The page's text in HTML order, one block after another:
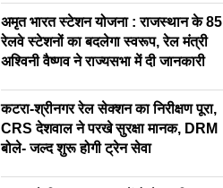
अमृत भारत स्टेशन योजना : राजस्थान के 85
रेलवे स्टेशनों का बदलेगा स्वरूप, रेल मंत्री
अश्विनी वैष्णव ने राज्यसभा में दी जानकारी
कटरा-श्रीनगर रेल सेक्शन का निरीक्षण पूरा,
CRS देशवाल ने परखे सुरक्षा मानक, DRM
बोले- जल्द शुरू होगी ट्रेन सेवा